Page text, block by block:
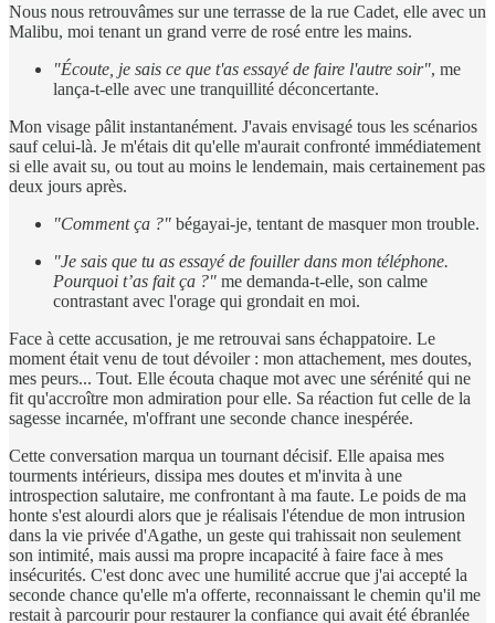
Nous nous retrouvâmes sur une terrasse de la rue Cadet, elle avec un
Malibu, moi tenant un grand verre de rosé entre les mains.
"Écoute, je sais ce que t'as essayé de faire l'autre soir", me
lança-t-elle avec une tranquillité déconcertante.
Mon visage pâlit instantanément. J'avais envisagé tous les scénarios
sauf celui-là. Je m'étais dit qu'elle m'aurait confronté immédiatement
si elle avait su, ou tout au moins le lendemain, mais certainement pas
deux jours après.
"Comment ça ?" bégayai-je, tentant de masquer mon trouble.
"Je sais que tu as essayé de fouiller dans mon téléphone.
Pourquoi t’as fait ça ?" me demanda-t-elle, son calme
contrastant avec l'orage qui grondait en moi.
Face à cette accusation, je me retrouvai sans échappatoire. Le
moment était venu de tout dévoiler : mon attachement, mes doutes,
mes peurs... Tout. Elle écouta chaque mot avec une sérénité qui ne
fit qu'accroître mon admiration pour elle. Sa réaction fut celle de la
sagesse incarnée, m'offrant une seconde chance inespérée.
Cette conversation marqua un tournant décisif. Elle apaisa mes
tourments intérieurs, dissipa mes doutes et m'invita à une
introspection salutaire, me confrontant à ma faute. Le poids de ma
honte s'est alourdi alors que je réalisais l'étendue de mon intrusion
dans la vie privée d'Agathe, un geste qui trahissait non seulement
son intimité, mais aussi ma propre incapacité à faire face à mes
insécurités. C'est donc avec une humilité accrue que j'ai accepté la
seconde chance qu'elle m'a offerte, reconnaissant le chemin qu'il me
restait à parcourir pour restaurer la confiance qui avait été ébranlée